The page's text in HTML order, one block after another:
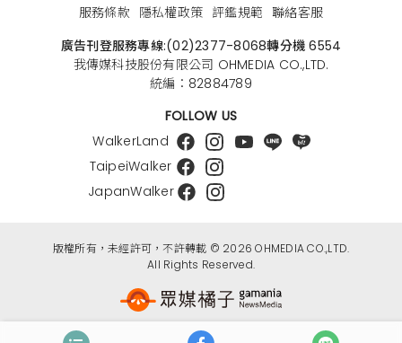
服務條款 隱私權政策 評鑑規範 聯絡客服
廣告刊登服務專線:(02)2377-8068轉分機 6554
我傳媒科技股份有限公司 OHMEDIA CO.,LTD.
統編：82884789
FOLLOW US
WalkerLand
TaipeiWalker
JapanWalker
版權所有，未經許可，不許轉載 © 2026 OHMEDIA CO.,LTD.
All Rights Reserved.